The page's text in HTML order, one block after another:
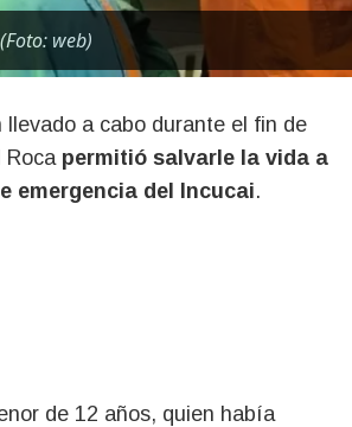
web)
a cabo durante el fin de
Roca permitió salvarle la vida a
emergencia del Incucai.
de 12 años, quien había